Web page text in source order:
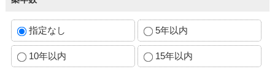
指定なし 5年以内
10年以内 15年以内